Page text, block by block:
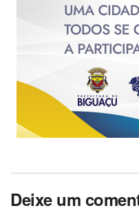
Deixe um